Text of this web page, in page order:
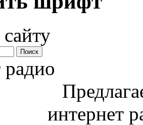
интернет